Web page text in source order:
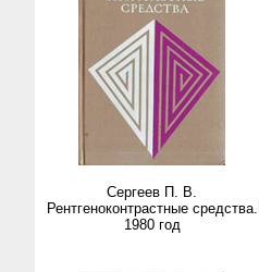
Сергеев П. В.
Рентгеноконтрастные средства.
1980 год